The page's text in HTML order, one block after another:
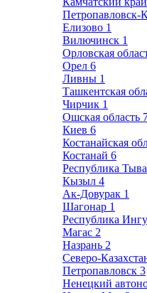
Петропавловск-
Елизово 1
Вилючинск 1
Орловская
Орел 6
Ливны 1
Ташкентская
Чирчик 1
Ошская область
Киев 6
Костанайская
Костанай 6
Республика Тыва
Кызыл 4
Ак-Довурак 1
Шагонар 1
Республика
Магас 2
Назрань 2
Северо-
Петропавловск 3
Ненецкий